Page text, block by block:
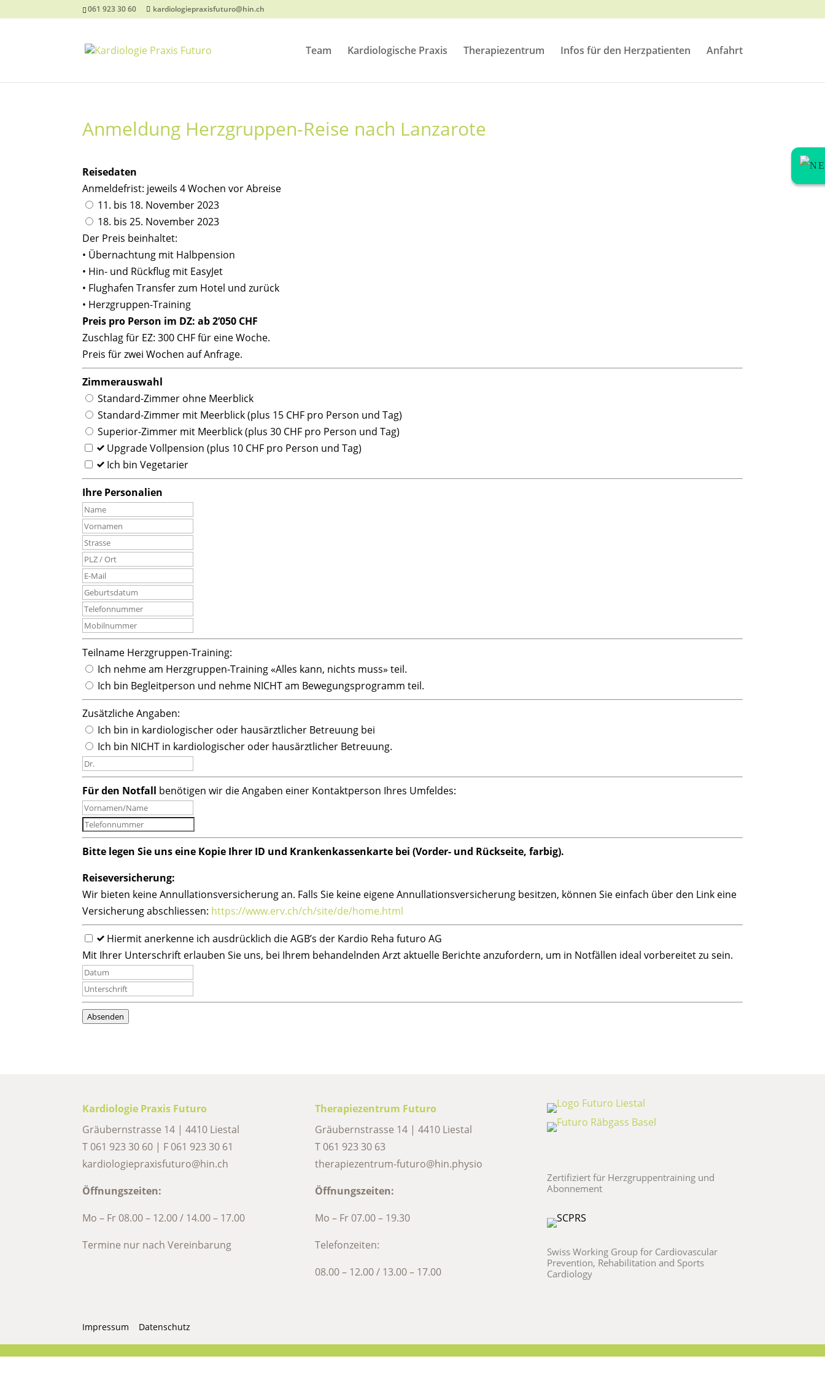
061 923 30 60 kardiologiepraxisfuturo@hin.ch
Team Kardiologische Praxis Therapiezentrum Infos für den Herzpatienten Anfahrt
Anmeldung Herzgruppen-Reise nach Lanzarote
Lass
dieses
Feld
leer
Reisedaten
Anmeldefrist: jeweils 4 Wochen vor Abreise
11. bis 18. November 2023
18. bis 25. November 2023
Der Preis beinhaltet:
• Übernachtung mit Halbpension
• Hin- und Rückflug mit EasyJet
• Flughafen Transfer zum Hotel und zurück
• Herzgruppen-Training
Preis pro Person im DZ: ab 2’050 CHF
Zuschlag für EZ: 300 CHF für eine Woche.
Preis für zwei Wochen auf Anfrage.
Zimmerauswahl
Standard-Zimmer ohne Meerblick
Standard-Zimmer mit Meerblick (plus 15 CHF pro Person und Tag)
Superior-Zimmer mit Meerblick (plus 30 CHF pro Person und Tag)
Upgrade Vollpension (plus 10 CHF pro Person und Tag)
Ich bin Vegetarier
Ihre Personalien
Teilname Herzgruppen-Training:
Ich nehme am Herzgruppen-Training «Alles kann, nichts muss» teil.
Ich bin Begleitperson und nehme NICHT am Bewegungsprogramm teil.
Zusätzliche Angaben:
Ich bin in kardiologischer oder hausärztlicher Betreuung bei
Ich bin NICHT in kardiologischer oder hausärztlicher Betreuung.
Für den Notfall benötigen wir die Angaben einer Kontaktperson Ihres Umfeldes:
Bitte legen Sie uns eine Kopie Ihrer ID und Krankenkassenkarte bei (Vorder- und Rückseite, farbig).
Reiseversicherung:
Wir bieten keine Annullationsversicherung an. Falls Sie keine eigene Annullationsversicherung besitzen, können Sie einfach über den Link eine
Versicherung abschliessen: https://www.erv.ch/ch/site/de/home.html
Hiermit anerkenne ich ausdrücklich die AGB’s der Kardio Reha futuro AG
Mit Ihrer Unterschrift erlauben Sie uns, bei Ihrem behandelnden Arzt aktuelle Berichte anzufordern, um in Notfällen ideal vorbereitet zu sein.
Absenden
Kardiologie Praxis Futuro
Gräubernstrasse 14 | 4410 Liestal
T061 923 30 60 | F 061 923 30 61
kardiologiepraxisfuturo@hin.ch
Öffnungszeiten:
Mo – Fr 08.00 – 12.00 / 14.00 – 17.00
Termine nur nach Vereinbarung
Therapiezentrum Futuro
Gräubernstrasse 14 | 4410 Liestal
T061 923 30 63
therapiezentrum-futuro@hin.physio
Öffnungszeiten:
Mo – Fr 07.00 – 19.30
Telefonzeiten:
08.00 – 12.00 / 13.00 – 17.00
Zertifiziert für Herzgruppentraining und
Abonnement
Swiss Working Group for Cardiovascular
Prevention, Rehabilitation and Sports
Cardiology
Impressum Datenschutz